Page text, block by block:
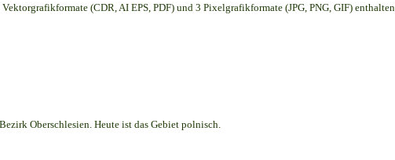
(CDR, AI EPS, PDF) und 3 Pixelgrafikformate (JPG, PNG, GIF) enthalten.
Oberschlesien. Heute ist das Gebiet polnisch.